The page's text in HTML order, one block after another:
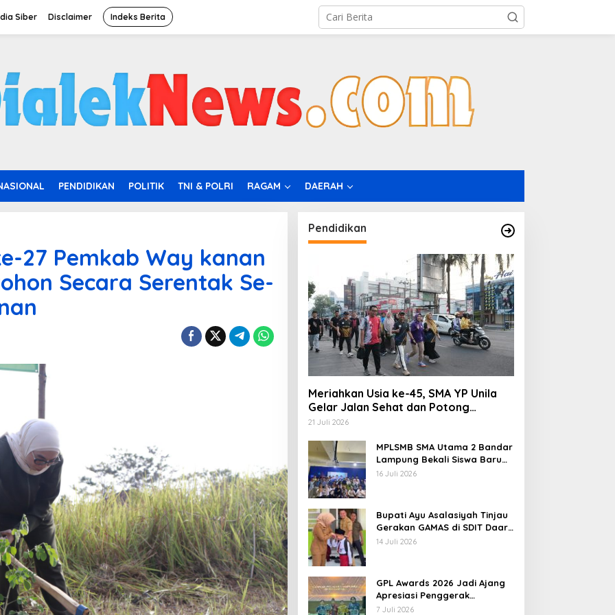
Siber Disclaimer Indeks Berita
PENDIDIKAN POLITIK TNI & POLRI RAGAM DAERAH
27 Pemkab Way kanan
Secara Serentak Se-
Pendidikan
Meriahkan Usia ke-45, SMA YP Unila
Gelar Jalan Sehat dan Potong
Tumpeng
21 Juli 2026
MPLSMB SMA Utama 2 Bandar
Lampung Bekali Siswa Baru
Literasi Digital, Jurnalistik,
16 Juli 2026
Bupati Ayu Asalasiyah Tinjau
Gerakan GAMAS di SDIT Daar
‘Ilmi
14 Juli 2026
GPL Awards 2026 Jadi Ajang
Apresiasi Penggerak
Pendidikan Muda Lampung
7 Juli 2026